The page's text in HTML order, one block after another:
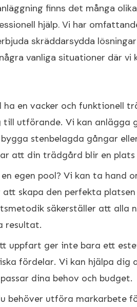
finns det många
hjälp. Vi har
skräddarsydda
vanliga situationer där vi
ha en vacker och funktionell
utförande. Vi kan anlägga
stenbelagda gångar
att din trädgård blir en
egen pool? Vi kan ta hand
skapa den perfekta
säkerställer att alla
resultat.
uppfart ger inte bara ett
fördelar. Vi kan hjälpa dig
dina behov och budget.
behöver utföra markarbete